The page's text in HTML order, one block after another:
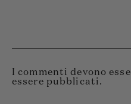
I commenti devono
essere pubblicati.